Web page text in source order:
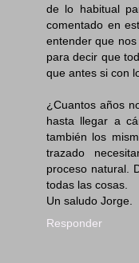
de lo habitual
comentado en
entender que
para decir que
que antes si con
¿Cuantos años
hasta llegar a
también los
trazado
proceso natural.
todas las cosas.
Un saludo Jorge.
Responder